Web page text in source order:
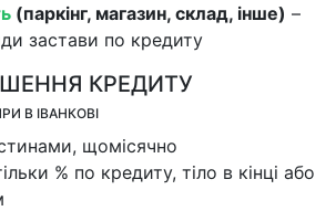
(паркінг, магазин, склад, інше) –
застави по кредиту
КРЕДИТУ
В ІВАНКОВІ
щомісячно
% по кредиту, тіло в кінці або